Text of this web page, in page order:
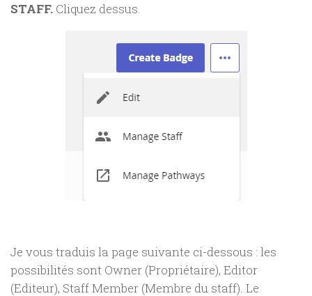
STAFF. Cliquez dessus.
Je vous traduis la page suivante ci-dessous : les
possibilités sont Owner (Propriétaire), Editor
(Editeur), Staff Member (Membre du staff). Le